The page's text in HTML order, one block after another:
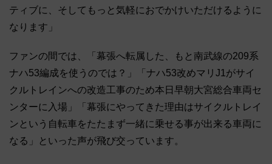
ティブに、そしてもっと気軽におでかけいただけるように
なります」
ファンの間では、「幕張へ転属した、もと南武線の209系
ナハ53編成を使うのでは？」「ナハ53改めマリJ1がサイ
クルトレインへの改造工事のため本日早朝大宮総合車両セ
ンターに入場」「幕張にやってきた理由はサイクルトレイ
ンという自転車をたたまず一緒に乗せる事が出来る車両に
なる」といった声が飛び交っています。